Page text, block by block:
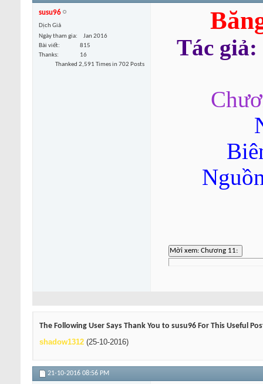
susu96
Dịch Giả
Ngày tham gia
Jan 2016
Bài viết
815
Thanks
16
Thanked 2,591 Times in 702 Posts
Tác
The Following User Says Thank You to susu96 For This Useful
shadow1312 (25-10-2016)
21-10-2016 08:56 PM